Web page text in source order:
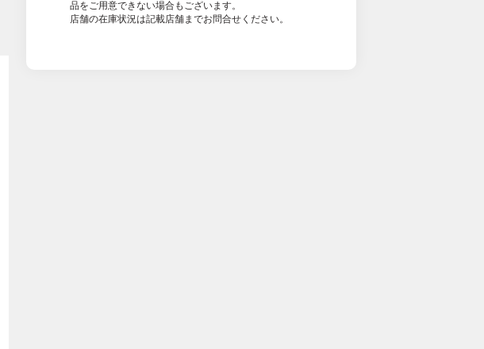
品をご用意できない場合もございます。
店舗の在庫状況は記載店舗までお問合せください。